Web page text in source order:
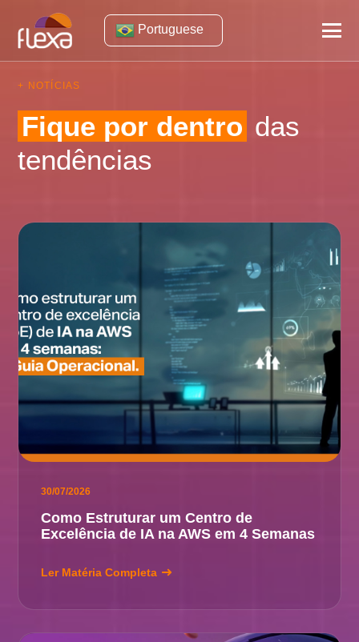
Portuguese
+ NOTÍCIAS
Fique por dentro das
tendências
30/07/2026
Como Estruturar um Centro de
Excelência de IA na AWS em 4 Semanas
Ler Matéria Completa